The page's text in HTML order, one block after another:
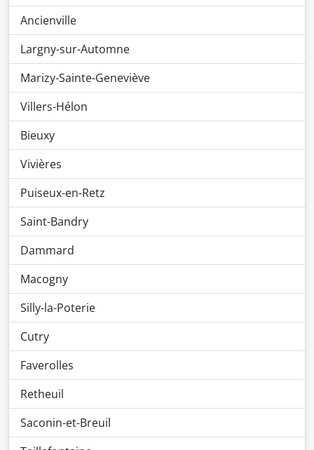
Ancienville
Largny-sur-Automne
Marizy-Sainte-Geneviève
Villers-Hélon
Bieuxy
Vivières
Puiseux-en-Retz
Saint-Bandry
Dammard
Macogny
Silly-la-Poterie
Cutry
Faverolles
Retheuil
Saconin-et-Breuil